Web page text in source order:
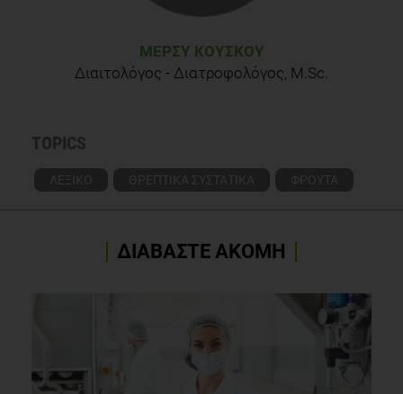
Activity, and Stability of their Gel and Emulsion Formulations,
ΜΈΡΣΥ ΚΟΎΣΚΟΥ
Διαιτολόγος - Διατροφολόγος, M.Sc.
TOPICS
ΛΕΞΙΚΟ ΘΡΕΠΤΙΚΑ ΣΥΣΤΑΤΙΚΑ ΦΡΟΥΤΑ
ΔΙΑΒΑΣΤΕ ΑΚΟΜΗ